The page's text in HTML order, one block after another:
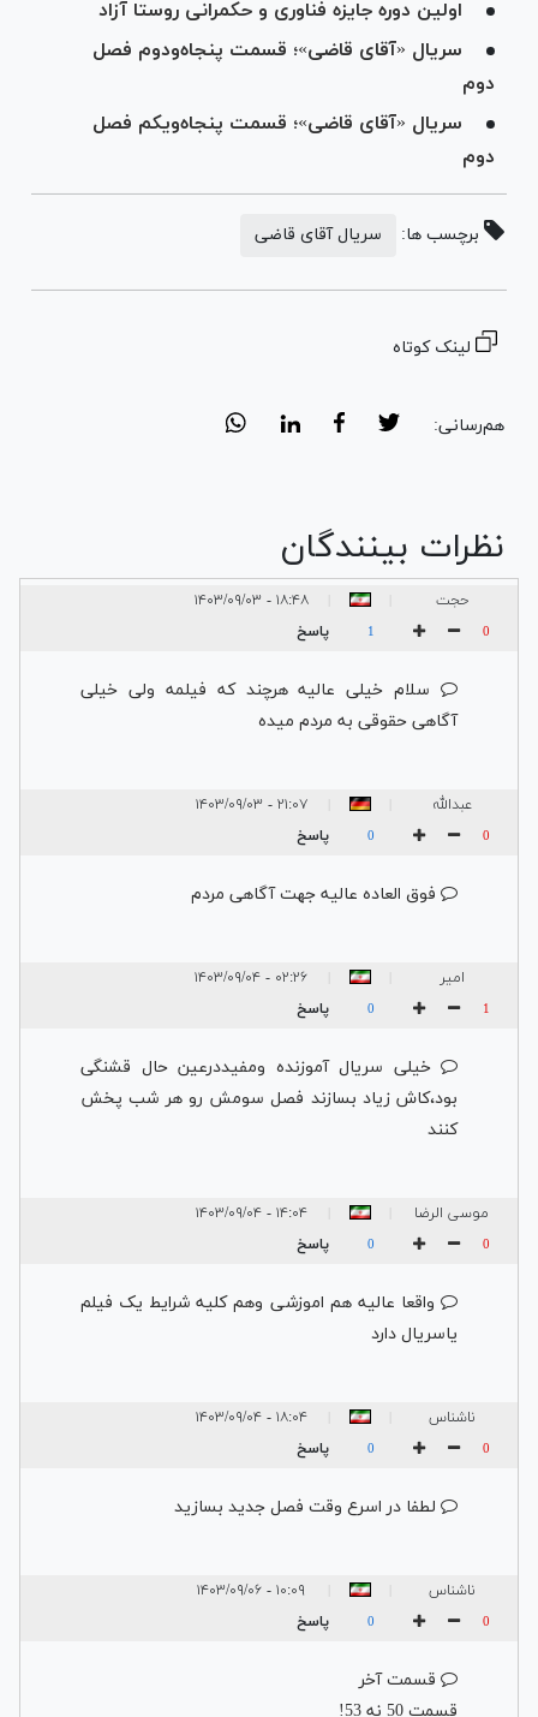
اولین دوره جایزه فناوری و حکمرانی روستا آزاد
سریال «آقای قاضی»؛ قسمت پنجاه‌ودوم فصل
دوم
سریال «آقای قاضی»؛ قسمت پنجاه‌ویکم فصل
دوم
برچسب ها: سریال آقای قاضی
لینک کوتاه
هم‌رسانی:
نظرات بینندگان
حجت ۱۸:۴۸ - ۱۴۰۳/۰۹/۰۳
0
1 پاسخ
سلام خیلی عالیه هرچند که فیلمه ولی خیلی
آگاهی حقوقی به مردم میده
عبدالله ۲۱:۰۷ - ۱۴۰۳/۰۹/۰۳
0
0 پاسخ
فوق العاده عالیه جهت آگاهی مردم
امیر ۰۲:۲۶ - ۱۴۰۳/۰۹/۰۴
1
0 پاسخ
خیلی سریال آموزنده ومفیددرعین حال قشنگی
بود،کاش زیاد بسازند فصل سومش رو هر شب پخش
کنند
موسی الرضا ۱۴:۰۴ - ۱۴۰۳/۰۹/۰۴
0
0 پاسخ
واقعا عالیه هم اموزشی وهم کلیه شرایط یک فیلم
یاسریال دارد
ناشناس ۱۸:۰۴ - ۱۴۰۳/۰۹/۰۴
0
0 پاسخ
لطفا در اسرع وقت فصل جديد بسازيد
ناشناس ۱۰:۰۹ - ۱۴۰۳/۰۹/۰۶
0
0 پاسخ
قسمت آخر
قسمت 50 نه 53!